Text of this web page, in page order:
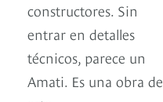
constructores. Sin
entrar en detalles
técnicos, parece un
Amati. Es una obra de